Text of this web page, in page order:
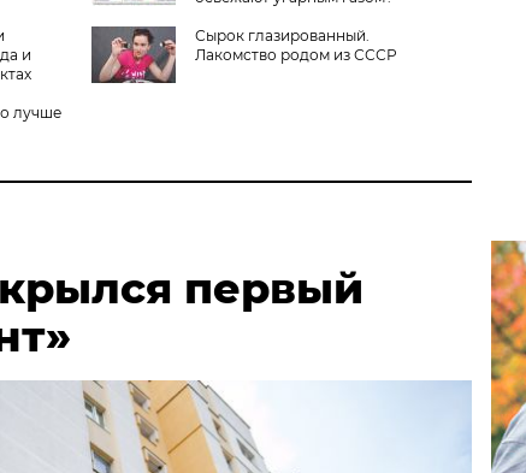
и
Сырок глазированный.
Лакомство родом из СССР
лучше
первый